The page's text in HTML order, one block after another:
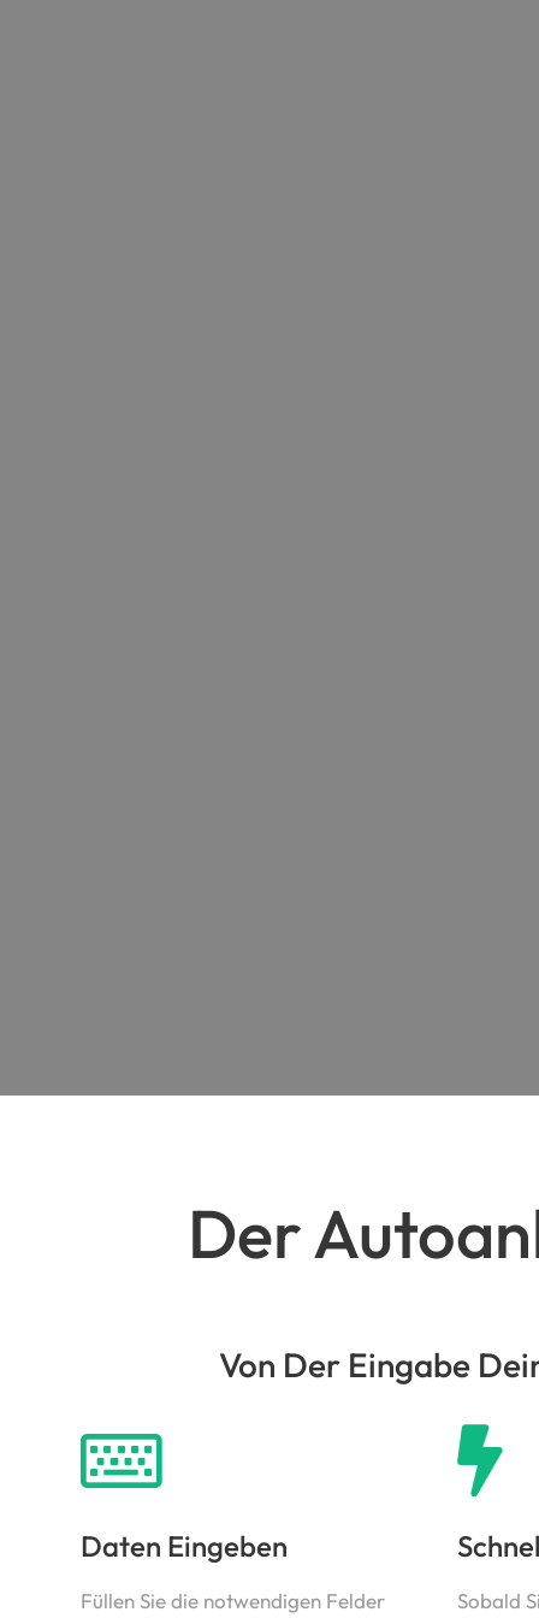
Der
Von Der Eingabe
Daten Eingeben
Füllen Sie die notwendigen Felder Sobald